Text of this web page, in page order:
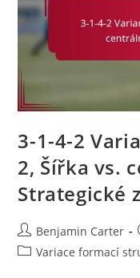
3-1-4-2
2, Šířka vs.
Strategické
Post
author:
Benjamin Carter
PostVariace formací